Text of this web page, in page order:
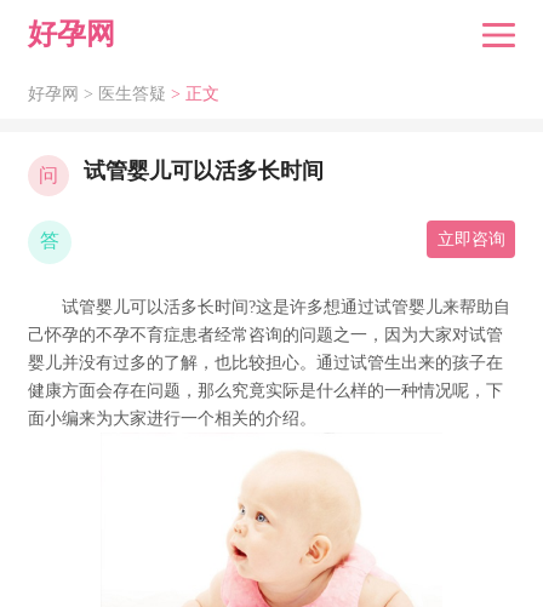
好孕网
好孕网 > 医生答疑 > 正文
问 试管婴儿可以活多长时间
答 立即咨询
试管婴儿可以活多长时间?这是许多想通过试管婴儿来帮助自
己怀孕的不孕不育症患者经常咨询的问题之一，因为大家对试管
婴儿并没有过多的了解，也比较担心。通过试管生出来的孩子在
健康方面会存在问题，那么究竟实际是什么样的一种情况呢，下
面小编来为大家进行一个相关的介绍。